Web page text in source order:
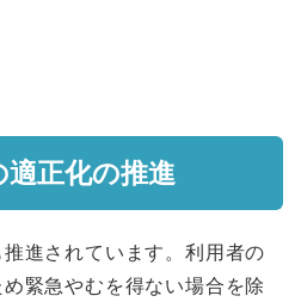
正化の推進
進されています。利用者の
緊急やむを得ない場合を除